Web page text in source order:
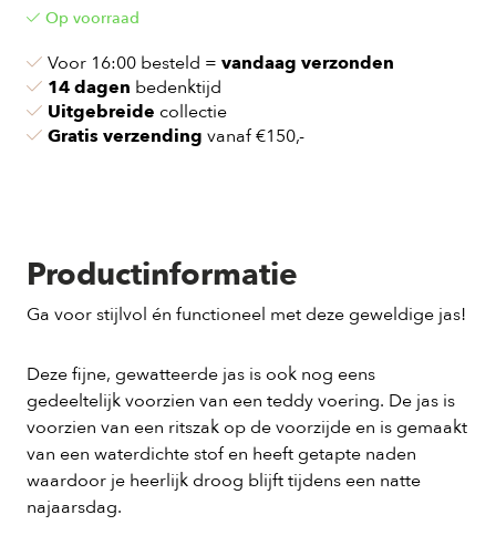
Op voorraad
Voor 16:00 besteld = vandaag verzonden
14 dagen bedenktijd
Uitgebreide collectie
Gratis verzending vanaf €150,-
Productinformatie
Ga voor stijlvol én functioneel met deze geweldige jas!
Deze fijne, gewatteerde jas is ook nog eens
gedeeltelijk voorzien van een teddy voering. De jas is
voorzien van een ritszak op de voorzijde en is gemaakt
van een waterdichte stof en heeft getapte naden
waardoor je heerlijk droog blijft tijdens een natte
najaarsdag.